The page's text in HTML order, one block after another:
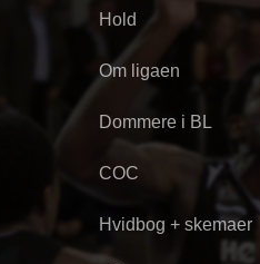
Hold
Om ligaen
Dommere i BL
COC
Hvidbog + skemaer